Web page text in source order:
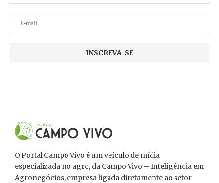
O Portal Campo Vivo é um veículo de mídia
especializada no agro, da Campo Vivo – Inteligência em
Agronegócios, empresa ligada diretamente ao setor